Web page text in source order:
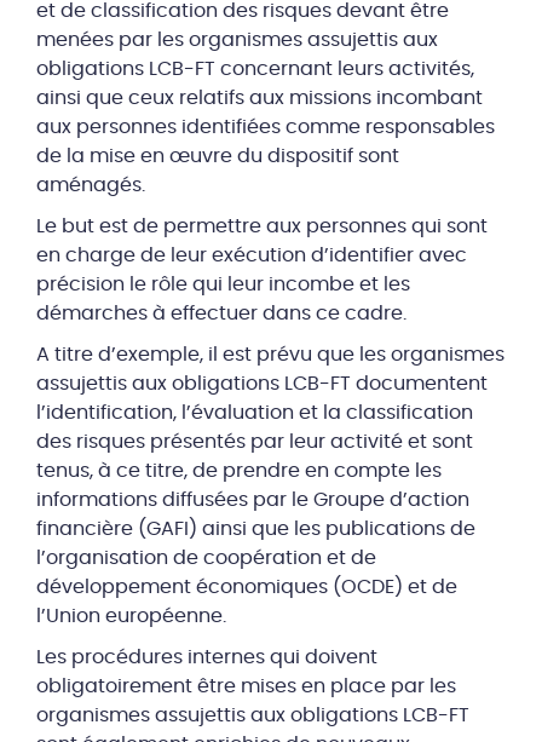
et de classification des risques devant être
menées par les organismes assujettis aux
obligations LCB-FT concernant leurs activités,
ainsi que ceux relatifs aux missions incombant
aux personnes identifiées comme responsables
de la mise en œuvre du dispositif sont
aménagés.
Le but est de permettre aux personnes qui sont
en charge de leur exécution d’identifier avec
précision le rôle qui leur incombe et les
démarches à effectuer dans ce cadre.
A titre d’exemple, il est prévu que les organismes
assujettis aux obligations LCB-FT documentent
l’identification, l’évaluation et la classification
des risques présentés par leur activité et sont
tenus, à ce titre, de prendre en compte les
informations diffusées par le Groupe d’action
financière (GAFI) ainsi que les publications de
l’organisation de coopération et de
développement économiques (OCDE) et de
l’Union européenne.
Les procédures internes qui doivent
obligatoirement être mises en place par les
organismes assujettis aux obligations LCB-FT